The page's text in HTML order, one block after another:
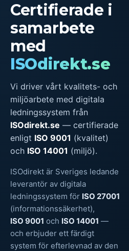
Certifierade i
samarbete
med
ISOdirekt.se
Vi driver vårt kvalitets- och
miljöarbete med digitala
ledningssystem från
ISOdirekt.se — certifierade
enligt ISO 9001 (kvalitet)
och ISO 14001 (miljö).
ISOdirekt är Sveriges ledande
leverantör av digitala
ledningssystem för ISO 27001
(informationssäkerhet),
ISO 9001 och ISO 14001 —
och erbjuder ett färdigt
system för efterlevnad av den